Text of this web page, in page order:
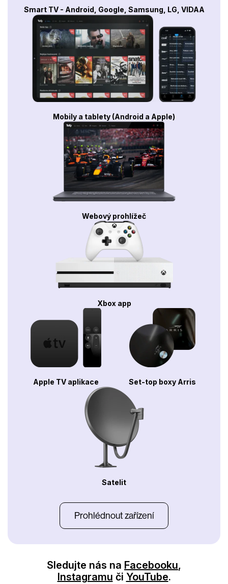
Smart TV - Android, Google, Samsung, LG, VIDAA
Mobily a tablety (Android a Apple)
Webový prohlížeč
Xbox app
Apple TV aplikace Set-top boxy Arris
Satelit
Prohlédnout zařízení
Sledujte nás na Facebooku,
Instagramu či YouTube.